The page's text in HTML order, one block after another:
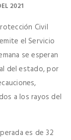
2021
Civil
el Servicio
se esperan
del estado, por
a los rayos del
es de 32